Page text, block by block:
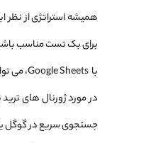
همیشه استراتژی از نظر
برای بک تست مناسب
با Google Sheets، می‌ توانید داده‌ ها را مطابق با نیازهای تجزیه و تحلیل خود دستکاری کنید. اکثر نرم ‌افزارهای بک تست اپن سورس نیستند.
جستجوی سریع در گوگل